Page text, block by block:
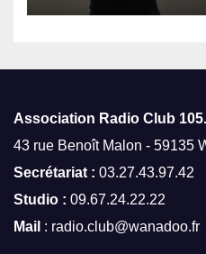
Association Radio Club
43 rue Benoît Malon - 59135
Secrétariat : 03.27.43.97.42
Studio : 09.67.24.22.22
Mail : radio.club@wanadoo.fr